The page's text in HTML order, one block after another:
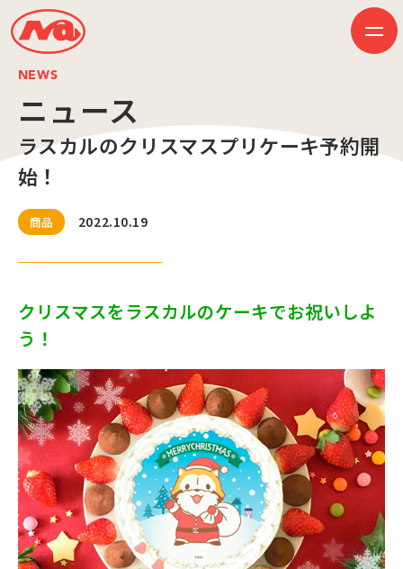
〒104-0061
東京都中央区銀座7丁目13番20号 銀座THビル5F
JPEN
HOME
ニュース
ビジネス
作品紹介
会社案内
創業50周年記念ページ
音楽配信
採用情報
NEWS
ニュース
ラスカルのクリスマスプリケーキ予約開
始！
商品 2022.10.19
クリスマスをラスカルのケーキでお祝いしよ
う！